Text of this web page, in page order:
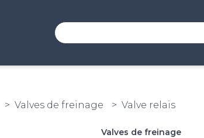
Valves de freinage Valve relais
Valves de freinage